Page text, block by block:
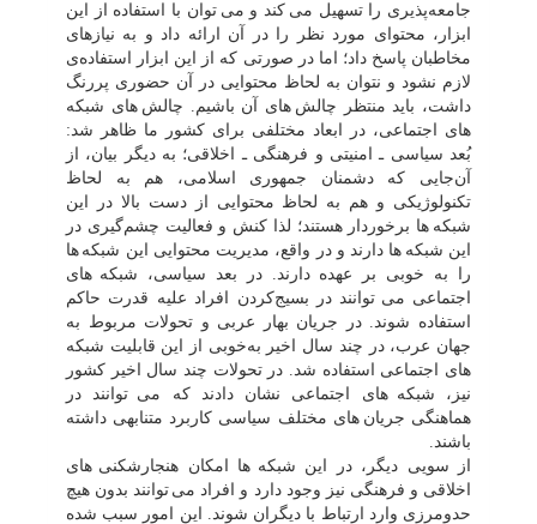
جامعه‌پذیری را تسهیل می کند و می توان با استفاده از این
ابزار، محتوای مورد نظر را در آن ارائه داد و به نیازهای
مخاطبان پاسخ داد؛ اما در صورتی که از این ابزار استفاده‌ی
لازم نشود و نتوان به ‌لحاظ محتوایی در آن حضوری پررنگ
داشت، باید منتظر چالش های آن باشیم. چالش های شبکه
های اجتماعی، در ابعاد مختلفی برای کشور ما ظاهر شد:
بُعد سیاسی ـ امنیتی و فرهنگی ـ اخلاقی؛ به دیگر بیان، از
آن‌جایی که دشمنان جمهوری اسلامی، هم به لحاظ
تکنولوژیکی و هم به لحاظ محتوایی از دست بالا در این
شبکه ها برخوردار هستند؛ لذا کنش و فعالیت چشم‌گیری در
این شبکه ها دارند و در واقع، مدیریت محتوایی این شبکه ها
را به ‌خوبی بر عهده دارند. در بعد سیاسی، شبکه های
اجتماعی می توانند در بسیج‌کردن افراد علیه قدرت حاکم
استفاده شوند. در جریان بهار عربی و تحولات مربوط به
جهان عرب، در چند سال اخیر به‌خوبی از این قابلیت شبکه
های اجتماعی استفاده شد. در تحولات چند سال اخیر کشور
نیز، شبکه های اجتماعی نشان دادند که می توانند در
هماهنگی جریان های مختلف سیاسی کاربرد متنابهی داشته
باشند.
از سویی دیگر، در این شبکه ها امکان هنجارشکنی های
اخلاقی و فرهنگی نیز وجود دارد و افراد می توانند بدون هیچ
حدومرزی وارد ارتباط با دیگران شوند. این امور سبب شده